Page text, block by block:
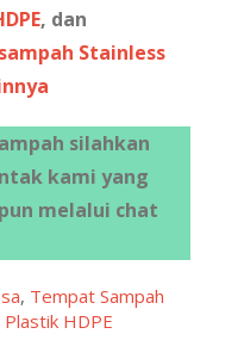
, dan
Stainless
silahkan
kami yang
melalui chat
, Tempat Sampah
HDPE